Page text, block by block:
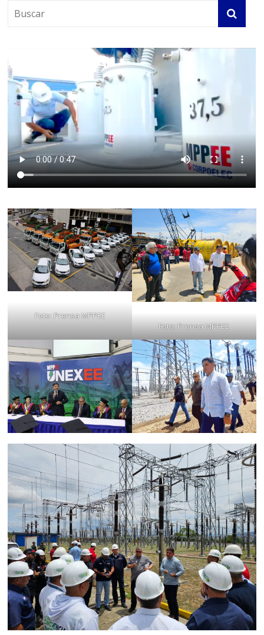
Foto: Prensa MPPEE
Foto: Prensa MPPEE